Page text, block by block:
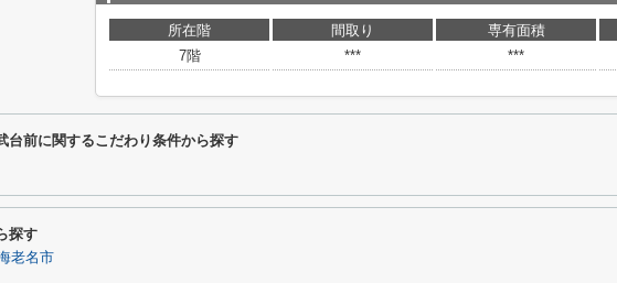
所在階 間取り 専有面積
7階
*** ***
台前に関するこだわり条件から探す
探す
老名市